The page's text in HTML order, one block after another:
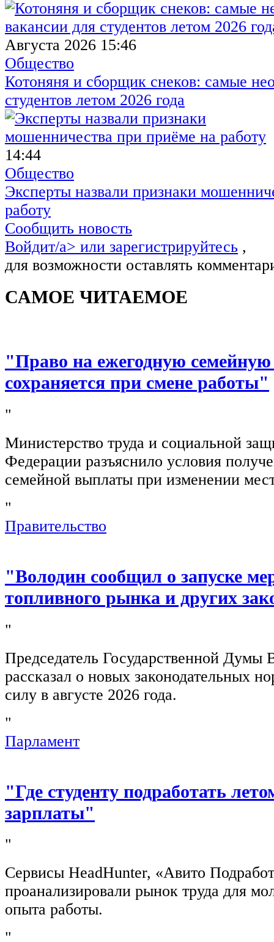
Августа 2026 15:46
Общество
Котоняня и сборщик снеков: самые
студентов летом 2026 года
14:44
Общество
Эксперты назвали признаки
работу
Сообщить новость
Войдит/a> или зарегистрируйтесь ,
для возможности оставлять
САМОЕ ЧИТАЕМОЕ
"Право на ежегодную
сохраняется при смене работы"
"
Министерство труда и социальной
Федерации разъяснило условия
семейной выплаты при изменении
"
Правительство
"Володин сообщил о запуске
топливного рынка и других
"
Председатель Государственной Думы
рассказал о новых законодательных
силу в августе 2026 года.
"
Парламент
"Где студенту подработать
зарплаты"
"
Сервисы HeadHunter, «Авито
проанализировали рынок труда для
опыта работы.
"